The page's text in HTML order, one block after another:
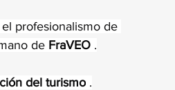
profesionalismo de
de FraVEO .
del turismo .